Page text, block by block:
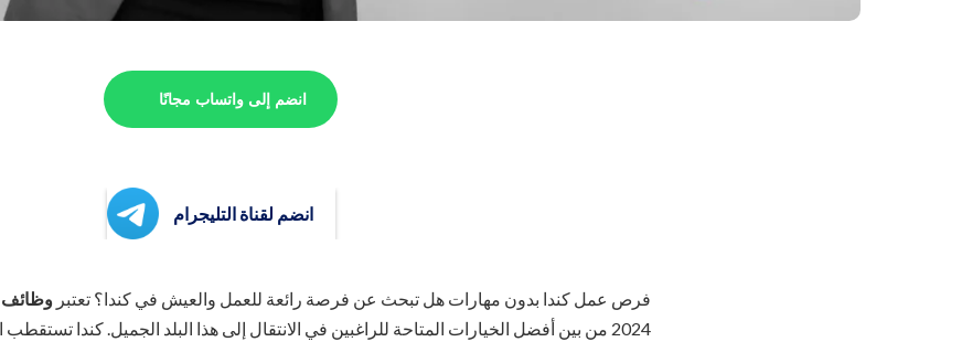
انضم إلى واتساب مجانًا
انضم لقناة التليجرام
فرص عمل كندا بدون مهارات هل تبحث عن فرصة رائعة للعمل والعيش في كندا؟ تعتبر وظائف
2024 من بين أفضل الخيارات المتاحة للراغبين في الانتقال إلى هذا البلد الجميل. كندا